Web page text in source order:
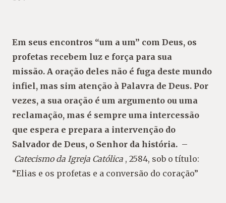
Em seus encontros “um a um” com Deus, os
profetas recebem luz e força para sua
missão. A oração deles não é fuga deste mundo
infiel, mas sim atenção à Palavra de Deus. Por
vezes, a sua oração é um argumento ou uma
reclamação, mas é sempre uma intercessão
que espera e prepara a intervenção do
Salvador de Deus, o Senhor da história. –
Catecismo da Igreja Católica , 2584, sob o título:
“Elias e os profetas e a conversão do coração”